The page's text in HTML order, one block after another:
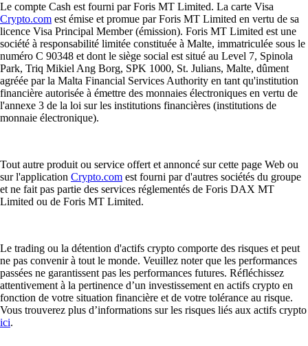
Le compte Cash est fourni par Foris MT Limited. La carte Visa
Crypto.com est émise et promue par Foris MT Limited en vertu de sa
licence Visa Principal Member (émission). Foris MT Limited est une
société à responsabilité limitée constituée à Malte, immatriculée sous le
numéro C 90348 et dont le siège social est situé au Level 7, Spinola
Park, Triq Mikiel Ang Borg, SPK 1000, St. Julians, Malte, dûment
agréée par la Malta Financial Services Authority en tant qu'institution
financière autorisée à émettre des monnaies électroniques en vertu de
l'annexe 3 de la loi sur les institutions financières (institutions de
monnaie électronique).
Tout autre produit ou service offert et annoncé sur cette page Web ou
sur l'application Crypto.com est fourni par d'autres sociétés du groupe
et ne fait pas partie des services réglementés de Foris DAX MT
Limited ou de Foris MT Limited.
Le trading ou la détention d'actifs crypto comporte des risques et peut
ne pas convenir à tout le monde. Veuillez noter que les performances
passées ne garantissent pas les performances futures. Réfléchissez
attentivement à la pertinence d’un investissement en actifs crypto en
fonction de votre situation financière et de votre tolérance au risque.
Vous trouverez plus d’informations sur les risques liés aux actifs crypto
ici.